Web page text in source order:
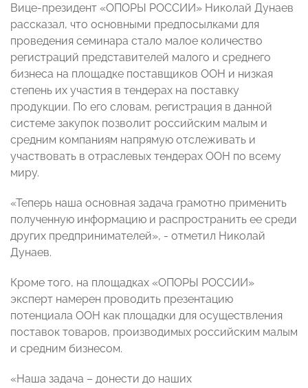
Вице-президент «ОПОРЫ РОССИИ» Николай Дунаев
рассказал, что основными предпосылками для
проведения семинара стало малое количество
регистраций представителей малого и среднего
бизнеса на площадке поставщиков ООН и низкая
степень их участия в тендерах на поставку
продукции. По его словам, регистрация в данной
системе закупок позволит российским малым и
средним компаниям напрямую отслеживать и
участвовать в отраслевых тендерах ООН по всему
миру.
«Теперь наша основная задача грамотно применить
полученную информацию и распространить ее среди
других предпринимателей», - отметил Николай
Дунаев.
Кроме того, на площадках «ОПОРЫ РОССИИ»
эксперт намерен проводить презентацию
потенциала ООН как площадки для осуществления
поставок товаров, производимых российским малым
и средним бизнесом.
«Наша задача – донести до наших